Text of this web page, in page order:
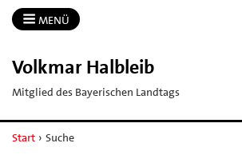
MENÜ
Volkmar Halbleib
Mitglied des Bayerischen Landtags
Start › Suche